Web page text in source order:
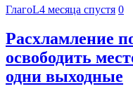
ГлагоL4 месяца спустя 0
Расхламление
освободить
одни выходные